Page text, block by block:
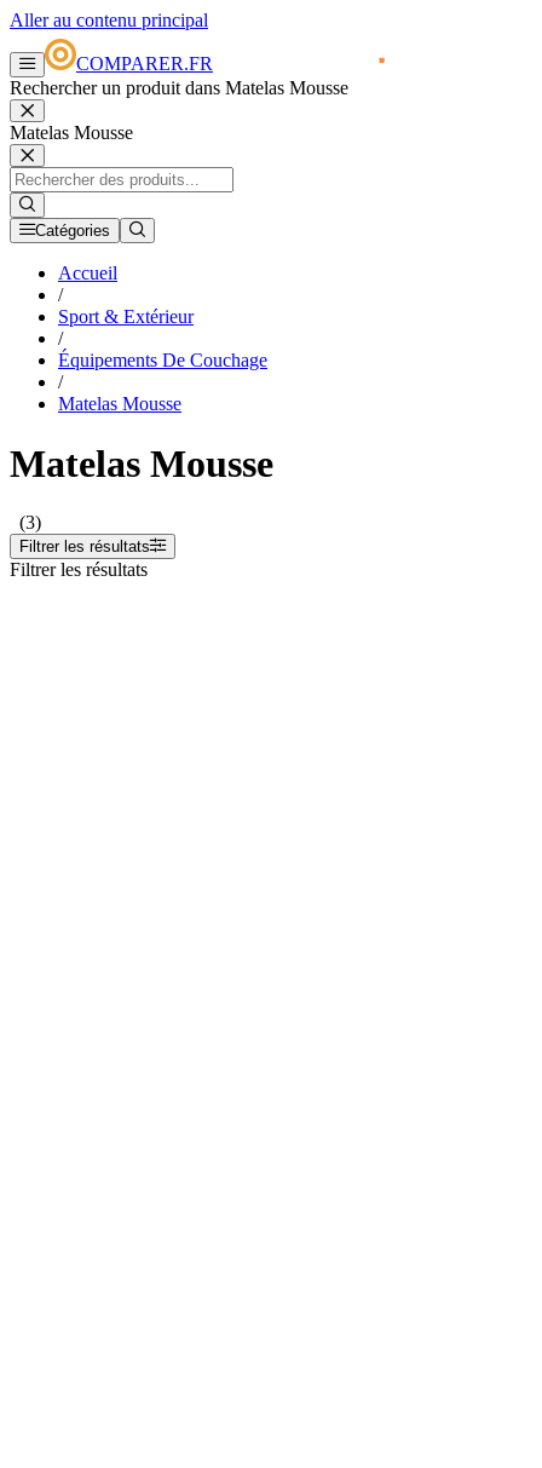
Aller au contenu principal
COMPARER.FR
Rechercher un produit dans Matelas Mousse
Matelas Mousse
Catégories
Accueil
/
Sport & Extérieur
/
Équipements De Couchage
/
Matelas Mousse
Matelas Mousse
(3)
Filtrer les résultats
Filtrer les résultats